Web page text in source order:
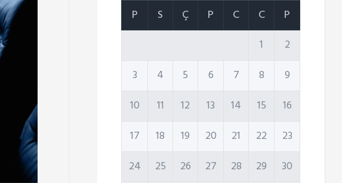
P
S Ç P C C
P
1
2
3
4 5 6 7 8
9
10
11 12 13 14 15
16
17
18 19 20 21 22
23
24
25 26 27 28 29
30